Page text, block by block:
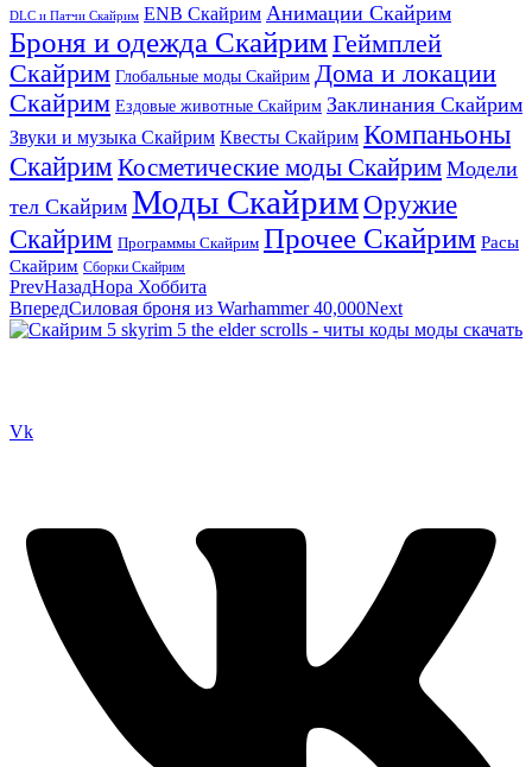
DLC и Патчи Скайрим ENB Скайрим Анимации Скайрим
Броня и одежда СкайримГеймплей
Скайрим Глобальные моды Скайрим Дома и локации
Скайрим Ездовые животные Скайрим Заклинания Скайрим
Звуки и музыка Скайрим Квесты Скайрим Компаньоны
Скайрим Косметические моды Скайрим Модели
тел Скайрим Моды Скайрим Оружие
Скайрим Программы Скайрим Прочее Скайрим Расы
Скайрим Сборки Скайрим
PrevНазадНора Хоббита
ВпередСиловая броня из Warhammer 40,000Next
Vk